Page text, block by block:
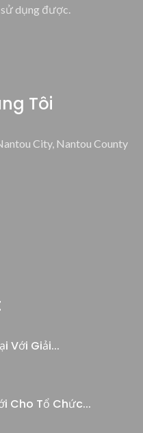
dụng được.
Tôi
City, Nantou County
Với Giải...
Cho Tổ Chức...